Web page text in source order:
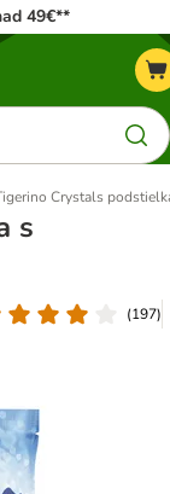
49€**
Crystals
s
(197)